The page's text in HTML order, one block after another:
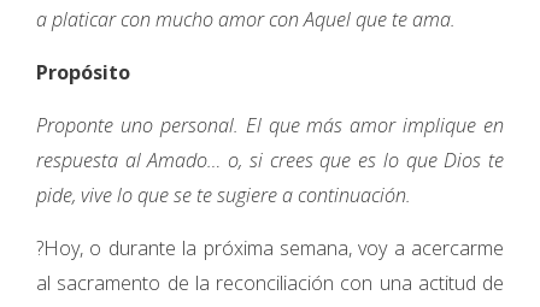
a platicar con mucho amor con Aquel que te ama.
Propósito
Proponte uno personal. El que más amor implique en
respuesta al Amado… o, si crees que es lo que Dios te
pide, vive lo que se te sugiere a continuación.
?Hoy, o durante la próxima semana, voy a acercarme
al sacramento de la reconciliación con una actitud de